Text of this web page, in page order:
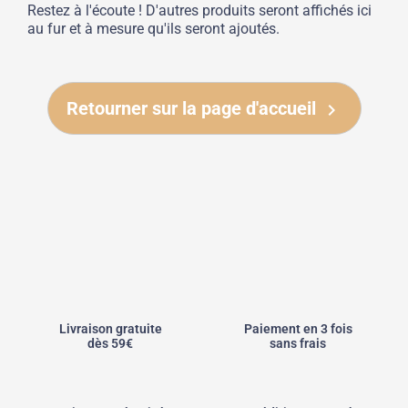
Restez à l'écoute ! D'autres produits seront affichés ici
au fur et à mesure qu'ils seront ajoutés.
Retourner sur la page d'accueil 
Livraison gratuite
dès 59€
Paiement en 3 fois
sans frais